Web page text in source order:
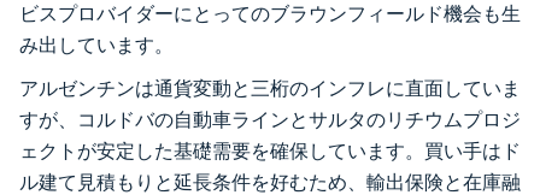
ビスプロバイダーにとってのブラウンフィールド機会も生
み出しています。
アルゼンチンは通貨変動と三桁のインフレに直面していま
すが、コルドバの自動車ラインとサルタのリチウムプロジ
ェクトが安定した基礎需要を確保しています。買い手はド
ル建て見積もりと延長条件を好むため、輸出保険と在庫融